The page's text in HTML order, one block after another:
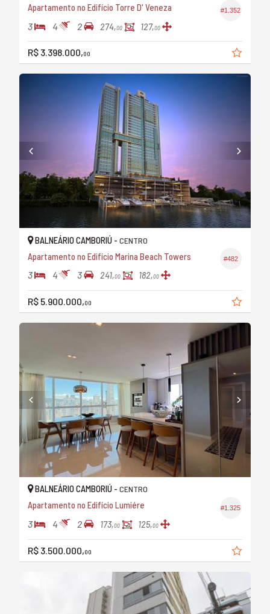
#1.352
Apartamento no Edifício Torre D' Veneza
3 4 2 274,00 127,00
R$ 3.398.000,00
#482
BALNEÁRIO CAMBORIÚ - CENTRO
Apartamento no Edifício Marina Beach Towers
3 4 3 241,00 182,00
R$ 5.900.000,00
#1.325
BALNEÁRIO CAMBORIÚ - CENTRO
Apartamento no Edifício Lumiére
3 4 2 173,00 125,00
R$ 3.500.000,00